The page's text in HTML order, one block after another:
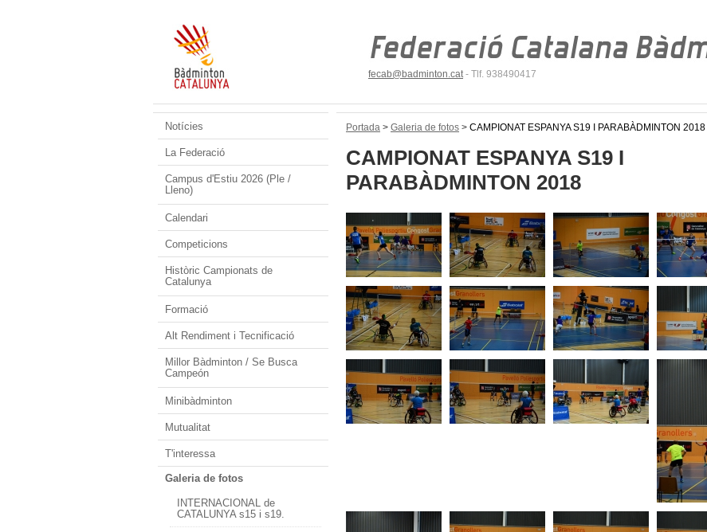
fecab@badminton.cat- Tlf. 938490417
Notícies
La Federació
Campus d'Estiu 2026 (Ple /
Lleno)
Calendari
Competicions
Històric Campionats de
Catalunya
Formació
Alt Rendiment i Tecnificació
Millor Bàdminton / Se Busca
Campeón
Minibàdminton
Mutualitat
T'interessa
Galeria de fotos
INTERNACIONAL de
CATALUNYA s15 i s19.
Portada > Galeria de fotos > CAMPIONAT ESPANYA S19 I PARABÀDMINTON 2018
CAMPIONAT ESPANYA S19 I
PARABÀDMINTON 2018